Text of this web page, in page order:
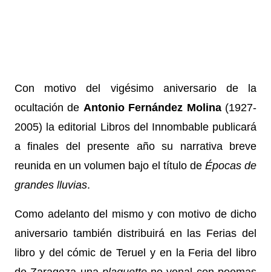
Con motivo del vigésimo aniversario de la
ocultación de Antonio Fernández Molina(1927-
2005) la editorial Libros del Innombable publicará
a finales del presente año su narrativa breve
reunida en un volumen bajo el título de Épocas de
grandes lluvias.
Como adelanto del mismo y con motivo de dicho
aniversario también distribuirá en las Ferias del
libro y del cómic de Teruel y en la Feria del libro